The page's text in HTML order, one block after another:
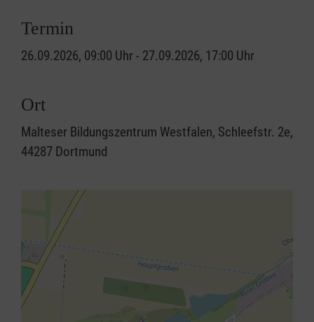
Termin
26.09.2026, 09:00 Uhr - 27.09.2026, 17:00 Uhr
Ort
Malteser Bildungszentrum Westfalen, Schleefstr. 2e,
44287 Dortmund